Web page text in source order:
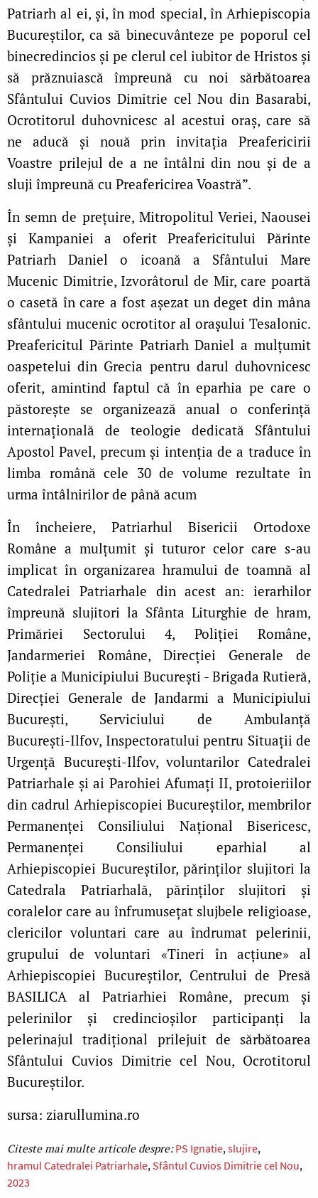
Patriarh al ei, și, în mod special, în Arhiepiscopia
Bucureștilor, ca să binecuvânteze pe poporul cel
binecredincios și pe clerul cel iubitor de Hristos și
să prăznuiască împreună cu noi sărbătoarea
Sfântului Cuvios Dimitrie cel Nou din Basarabi,
Ocrotitorul duhovnicesc al acestui oraș, care să
ne aducă și nouă prin invitația Preafericirii
Voastre prilejul de a ne întâlni din nou și de a
sluji împreună cu Preafericirea Voastră”.
În semn de prețuire, Mitropolitul Veriei, Naousei
și Kampaniei a oferit Preafericitului Părinte
Patriarh Daniel o icoană a Sfântului Mare
Mucenic Dimitrie, Izvorâtorul de Mir, care poartă
o casetă în care a fost așezat un deget din mâna
sfântului mucenic ocrotitor al orașului Tesalonic.
Preafericitul Părinte Patriarh Daniel a mulțumit
oaspetelui din Grecia pentru darul duhovnicesc
oferit, amintind faptul că în eparhia pe care o
păstorește se organizează anual o conferință
internațională de teologie dedicată Sfântului
Apostol Pavel, precum și intenția de a traduce în
limba română cele 30 de volume rezultate în
urma întâlnirilor de până acum
În încheiere, Patriarhul Bisericii Ortodoxe
Române a mulțumit și tuturor celor care s‑au
implicat în organizarea hramului de toamnă al
Catedralei Patriarhale din acest an: ierarhilor
împreună slujitori la Sfânta Liturghie de hram,
Primăriei Sectorului 4, Poliției Române,
Jandarmeriei Române, Direcției Generale de
Poliție a Municipiului București - Brigada Rutieră,
Direcției Generale de Jandarmi a Municipiului
București, Serviciului de Ambulanță
București‑Ilfov, Inspectoratului pentru Situații de
Urgență București‑Ilfov, voluntarilor Catedralei
Patriarhale și ai Parohiei Afumați II, protoieriilor
din cadrul Arhiepiscopiei Bucureștilor, membrilor
Permanenței Consiliului Național Bisericesc,
Permanenței Consiliului eparhial al
Arhiepiscopiei Bucureștilor, părinților slujitori la
Catedrala Patriarhală, părinților slujitori și
coralelor care au înfrumusețat slujbele religioase,
clericilor voluntari care au îndrumat pelerinii,
grupului de voluntari «Tineri în acțiune» al
Arhiepiscopiei Bucureștilor, Centrului de Presă
BASILICA al Patriarhiei Române, precum şi
pelerinilor şi credincioșilor participanți la
pelerinajul tradițional prilejuit de sărbătoarea
Sfântului Cuvios Dimitrie cel Nou, Ocrotitorul
Bucureștilor.
sursa: ziarullumina.ro
PS Ignatie slujire
hramul Catedralei Patriarhale Sfântul Cuvios Dimitrie cel Nou
2023